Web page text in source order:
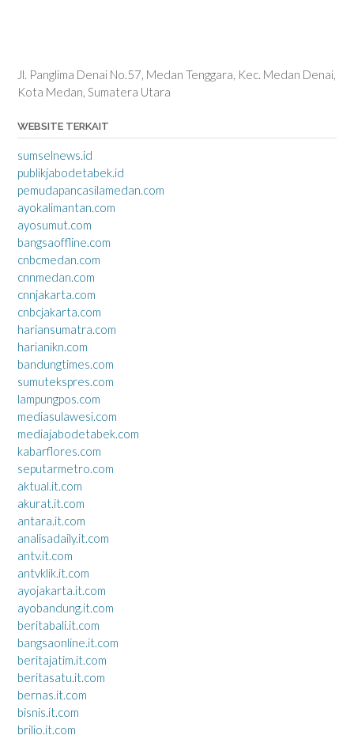
Jl. Panglima Denai No.57, Medan Tenggara, Kec. Medan Denai,
Kota Medan, Sumatera Utara
WEBSITE TERKAIT
sumselnews.id
publikjabodetabek.id
pemudapancasilamedan.com
ayokalimantan.com
ayosumut.com
bangsaoffline.com
cnbcmedan.com
cnnmedan.com
cnnjakarta.com
cnbcjakarta.com
hariansumatra.com
harianikn.com
bandungtimes.com
sumutekspres.com
lampungpos.com
mediasulawesi.com
mediajabodetabek.com
kabarflores.com
seputarmetro.com
aktual.it.com
akurat.it.com
antara.it.com
analisadaily.it.com
antv.it.com
antvklik.it.com
ayojakarta.it.com
ayobandung.it.com
beritabali.it.com
bangsaonline.it.com
beritajatim.it.com
beritasatu.it.com
bernas.it.com
bisnis.it.com
brilio.it.com